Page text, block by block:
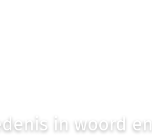
in woord